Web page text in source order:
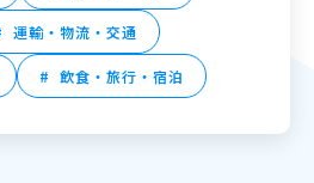
運輸・物流・交通
飲食・旅行・宿泊